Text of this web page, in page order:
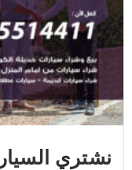
نشتري